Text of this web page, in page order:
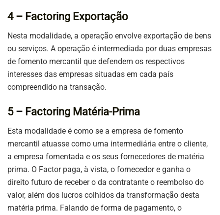
4 – Factoring Exportação
Nesta modalidade, a operação envolve exportação de bens
ou serviços. A operação é intermediada por duas empresas
de fomento mercantil que defendem os respectivos
interesses das empresas situadas em cada país
compreendido na transação.
5 – Factoring Matéria-Prima
Esta modalidade é como se a empresa de fomento
mercantil atuasse como uma intermediária entre o cliente,
a empresa fomentada e os seus fornecedores de matéria
prima. O Factor paga, à vista, o fornecedor e ganha o
direito futuro de receber o da contratante o reembolso do
valor, além dos lucros colhidos da transformação desta
matéria prima. Falando de forma de pagamento, o